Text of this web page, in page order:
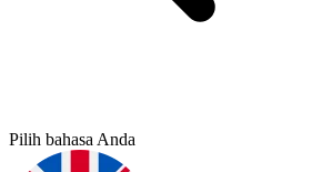
Pilih bahasa Anda